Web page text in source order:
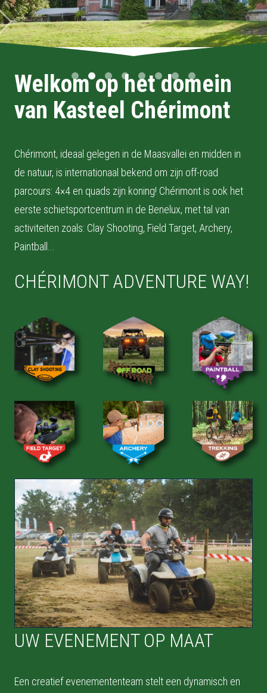
Welkom op het domein
van Kasteel Chérimont
Chérimont, ideaal gelegen in de Maasvallei en midden in
de natuur, is internationaal bekend om zijn off-road
parcours: 4×4 en quads zijn koning! Chérimont is ook het
eerste schietsportcentrum in de Benelux, met tal van
activiteiten zoals: Clay Shooting, Field Target, Archery,
Paintball...
CHÉRIMONT ADVENTURE WAY!
UW EVENEMENT OP MAAT
Een creatief evenemententeam stelt een dynamisch en